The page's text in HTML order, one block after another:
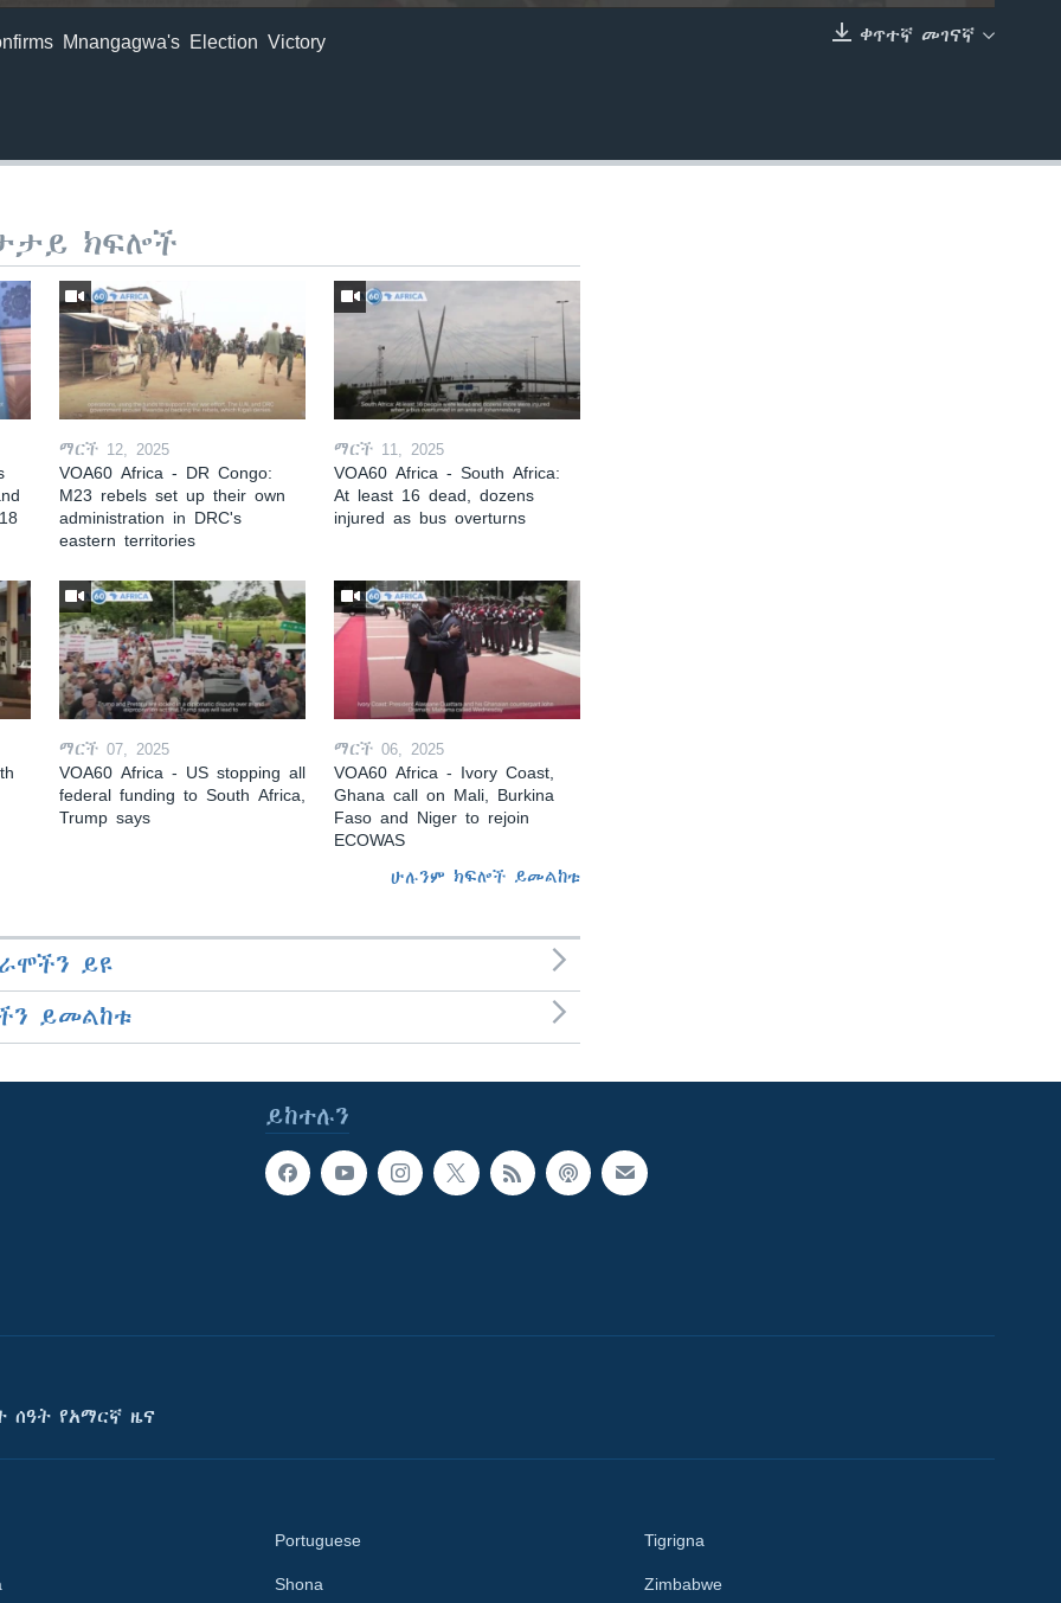
EMBED
ቀጥተኛ መገናኛ
Mnangagwa's Election Victory
ክፍሎች
ማርች 12, 2025
VOA60 Africa - DR Congo:
M23 rebels set up their own
administration in DRC's
eastern territories
ማርች 11, 2025
VOA60 Africa - South Africa:
At least 16 dead, dozens
injured as bus overturns
ማርች 07, 2025
VOA60 Africa - US stopping all
federal funding to South Africa,
Trump says
ማርች 06, 2025
VOA60 Africa - Ivory Coast,
Ghana call on Mali, Burkina
Faso and Niger to rejoin
ECOWAS
ሁሉንም ክፍሎች ይመልከቱ
ይዩ
ይመልከቱ
ይከተሉን
ሰዓት የአማርኛ ዜና
Portuguese
Shona
Tigrigna
Zimbabwe